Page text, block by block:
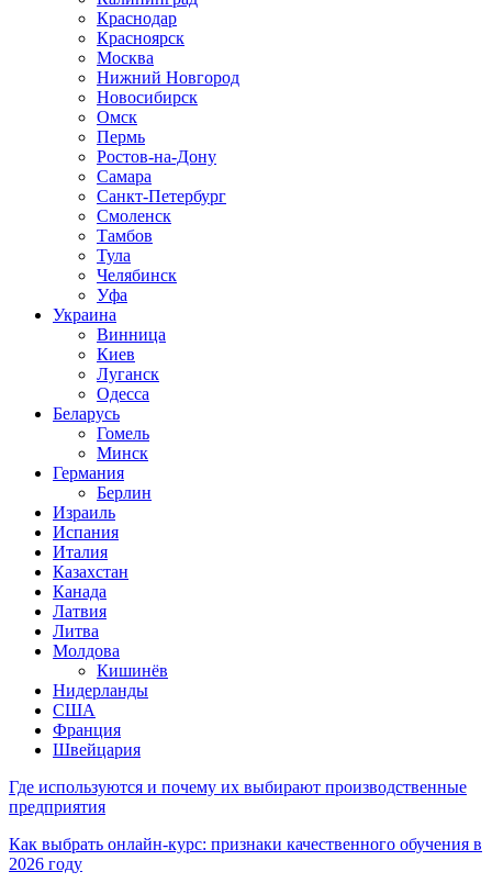
Краснодар
Красноярск
Москва
Нижний Новгород
Новосибирск
Омск
Пермь
Ростов-на-Дону
Самара
Санкт-Петербург
Смоленск
Тамбов
Тула
Челябинск
Уфа
Украина
Винница
Киев
Луганск
Одесса
Беларусь
Гомель
Минск
Германия
Берлин
Израиль
Испания
Италия
Казахстан
Канада
Латвия
Литва
Молдова
Кишинёв
Нидерланды
США
Франция
Швейцария
Где используются и почему их выбирают производственные
предприятия
Как выбрать онлайн-курс: признаки качественного обучения в
2026 году